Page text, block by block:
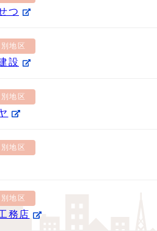
つ
地区
設
地区
地区
地区
務店